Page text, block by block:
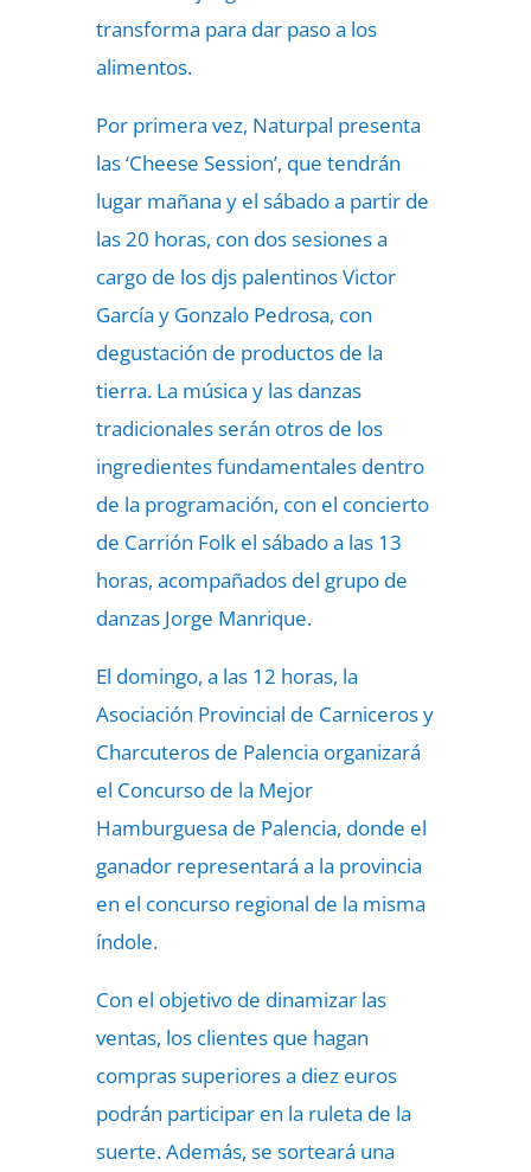
transforma para dar paso a los
alimentos.
Por primera vez, Naturpal presenta
las ‘Cheese Session’, que tendrán
lugar mañana y el sábado a partir de
las 20 horas, con dos sesiones a
cargo de los djs palentinos Victor
García y Gonzalo Pedrosa, con
degustación de productos de la
tierra. La música y las danzas
tradicionales serán otros de los
ingredientes fundamentales dentro
de la programación, con el concierto
de Carrión Folk el sábado a las 13
horas, acompañados del grupo de
danzas Jorge Manrique.
El domingo, a las 12 horas, la
Asociación Provincial de Carniceros y
Charcuteros de Palencia organizará
el Concurso de la Mejor
Hamburguesa de Palencia, donde el
ganador representará a la provincia
en el concurso regional de la misma
índole.
Con el objetivo de dinamizar las
ventas, los clientes que hagan
compras superiores a diez euros
podrán participar en la ruleta de la
suerte. Además, se sorteará una